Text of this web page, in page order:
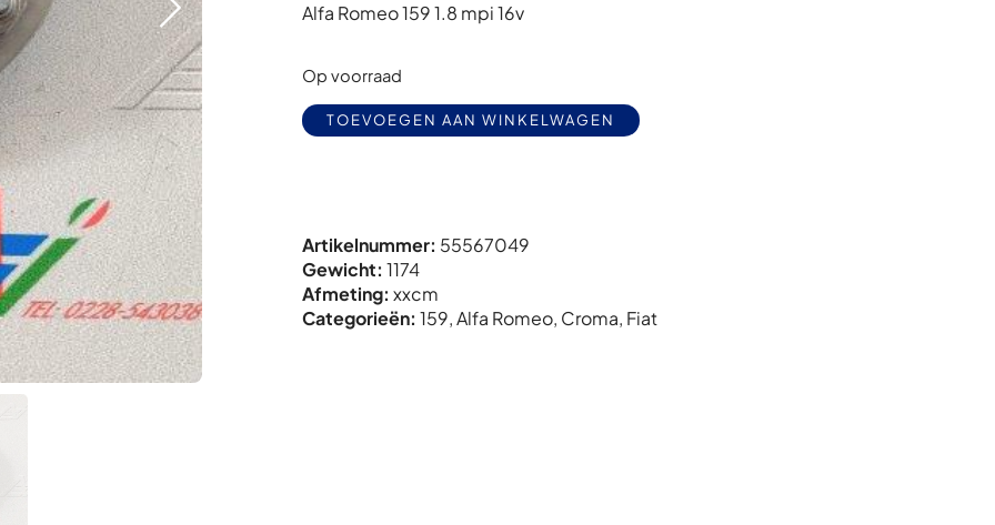
Alfa Romeo 159 1.8 mpi 16v
Op voorraad
TOEVOEGEN AAN WINKELWAGEN
Artikelnummer: 55567049
Gewicht: 1174
Afmeting: xxcm
Categorieën: 159,Alfa Romeo, Croma, Fiat